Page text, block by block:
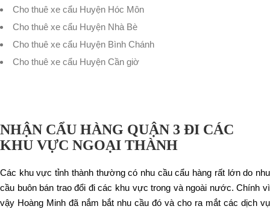
Cho thuê xe cẩu Huyện Hóc Môn
Cho thuê xe cẩu Huyện Nhà Bè
Cho thuê xe cẩu Huyện Bình Chánh
Cho thuê xe cẩu Huyện Cần giờ
NHẬN CẨU HÀNG QUẬN 3 ĐI CÁC
KHU VỰC NGOẠI THÀNH
Các khu vực tỉnh thành thường có nhu cầu cẩu hàng rất lớn do nhu
cầu buôn bán trao đổi đi các khu vực trong và ngoài nước. Chính vì
vậy Hoàng Minh đã nắm bắt nhu cầu đó và cho ra mắt các dịch vụ